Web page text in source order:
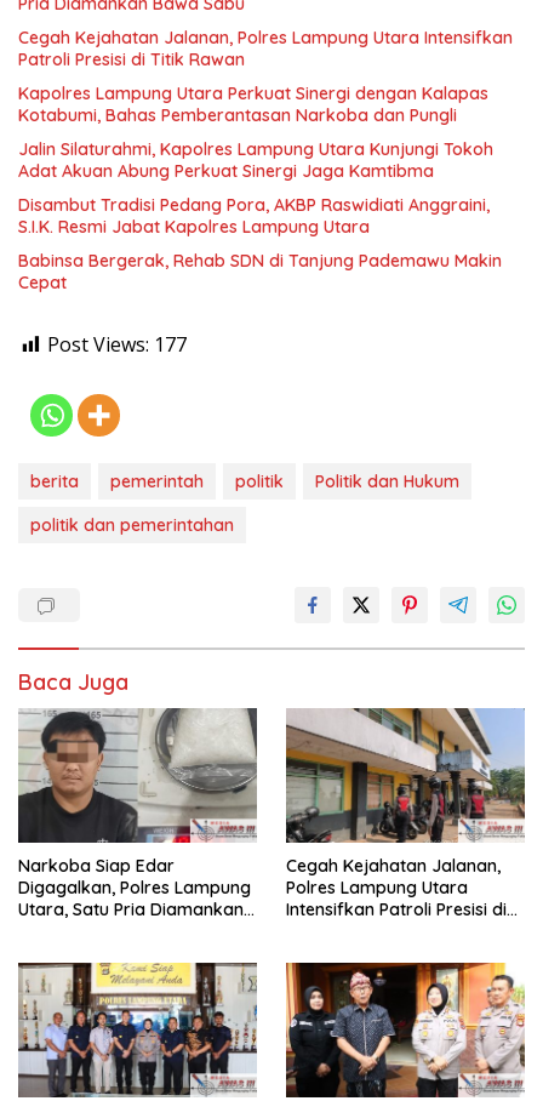
Cegah Kejahatan Jalanan, Polres Lampung Utara Intensifkan
Patroli Presisi di Titik Rawan
Kapolres Lampung Utara Perkuat Sinergi dengan Kalapas
Kotabumi, Bahas Pemberantasan Narkoba dan Pungli
Jalin Silaturahmi, Kapolres Lampung Utara Kunjungi Tokoh
Adat Akuan Abung Perkuat Sinergi Jaga Kamtibma
Disambut Tradisi Pedang Pora, AKBP Raswidiati Anggraini,
S.I.K. Resmi Jabat Kapolres Lampung Utara
Babinsa Bergerak, Rehab SDN di Tanjung Pademawu Makin
Cepat
Post Views: 177
berita pemerintah politik
Politik dan Hukum
politik dan pemerintahan
Baca Juga
Narkoba Siap Edar
Digagalkan, Polres Lampung
Utara, Satu Pria Diamankan
Cegah Kejahatan Jalanan,
Polres Lampung Utara
Intensifkan Patroli Presisi di